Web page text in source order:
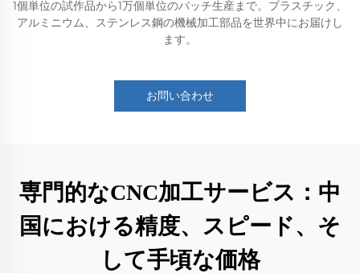
1個単位の試作品から1万個単位のバッチ生産まで。プラスチック、
アルミニウム、ステンレス鋼の機械加工部品を世界中にお届けし
ます。
お問い合わせ
専門的なCNC加工サービス：中
国における精度、スピード、そ
して手頃な価格